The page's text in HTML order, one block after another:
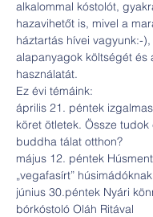
alkalommal kóstolót,
hazavihetőt is, mivel a
háztartás hívei vagyunk:-
alapanyagok költségét és
használatát.
Ez évi témáink:
április 21. péntek
köret ötletek. Össze
buddha tálat otthon?
május 12. péntek
„vegafasírt”
június 30.péntek Nyári
bórkóstoló Oláh Ritával